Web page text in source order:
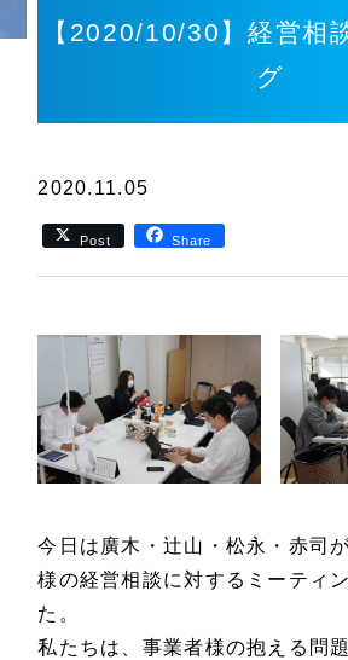
【2020/10/30】経営相
グ
2020.11.05
Post Share
今日は廣木・辻山・松永・赤司
様の経営相談に対するミーティ
た。
私たちは、事業者様の抱える問